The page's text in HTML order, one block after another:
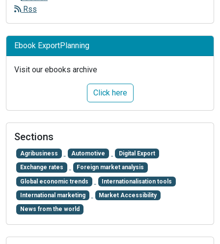
Rss
Ebook ExportPlanning
Visit our ebooks archive
Click here
Sections
Agribusiness Automotive Digital Export
Exchange rates Foreign market analysis
Global economic trends Internationalisation tools
International marketing Market Accessibility
News from the world